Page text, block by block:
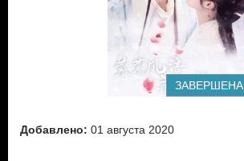
ЗАВЕРШЕНА
Добавлено: 01 августа 2020